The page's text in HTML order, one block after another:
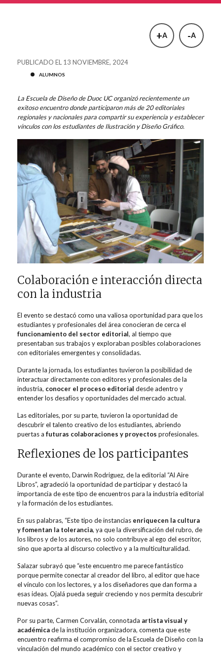
+A -A
PUBLICADO EL 13 NOVIEMBRE, 2024
ALUMNOS
La Escuela de Diseño de Duoc UC organizó recientemente un
exitoso encuentro donde participaron más de 20 editoriales
regionales y nacionales para compartir su experiencia y establecer
vínculos con los estudiantes de Ilustración y Diseño Gráfico.
Colaboración e interacción directa
con la industria
El evento se destacó como una valiosa oportunidad para que los
estudiantes y profesionales del área conocieran de cerca el
funcionamiento del sector editorial, al tiempo que
presentaban sus trabajos y exploraban posibles colaboraciones
con editoriales emergentes y consolidadas.
Durante la jornada, los estudiantes tuvieron la posibilidad de
interactuar directamente con editores y profesionales de la
industria, conocer el proceso editorial desde adentro y
entender los desafíos y oportunidades del mercado actual.
Las editoriales, por su parte, tuvieron la oportunidad de
descubrir el talento creativo de los estudiantes, abriendo
puertas a futuras colaboraciones y proyectos profesionales.
Reflexiones de los participantes
Durante el evento, Darwin Rodriguez, de la editorial “Al Aire
Libros”, agradeció la oportunidad de participar y destacó la
importancia de este tipo de encuentros para la industria editorial
y la formación de los estudiantes.
En sus palabras, “Este tipo de instancias enriquecen la cultura
y fomentan la tolerancia, ya que la diversificación del rubro, de
los libros y de los autores, no solo contribuye al ego del escritor,
sino que aporta al discurso colectivo y a la multiculturalidad.
Salazar subrayó que “este encuentro me parece fantástico
porque permite conectar al creador del libro, al editor que hace
el vínculo con los lectores, y a los diseñadores que dan forma a
esas ideas. Ojalá pueda seguir creciendo y nos permita descubrir
nuevas cosas”.
Por su parte, Carmen Corvalán, connotada artista visual y
académicade la institución organizadora, comenta que este
encuentro reafirma el compromiso de la Escuela de Diseño con la
vinculación del mundo académico con el sector creativo y